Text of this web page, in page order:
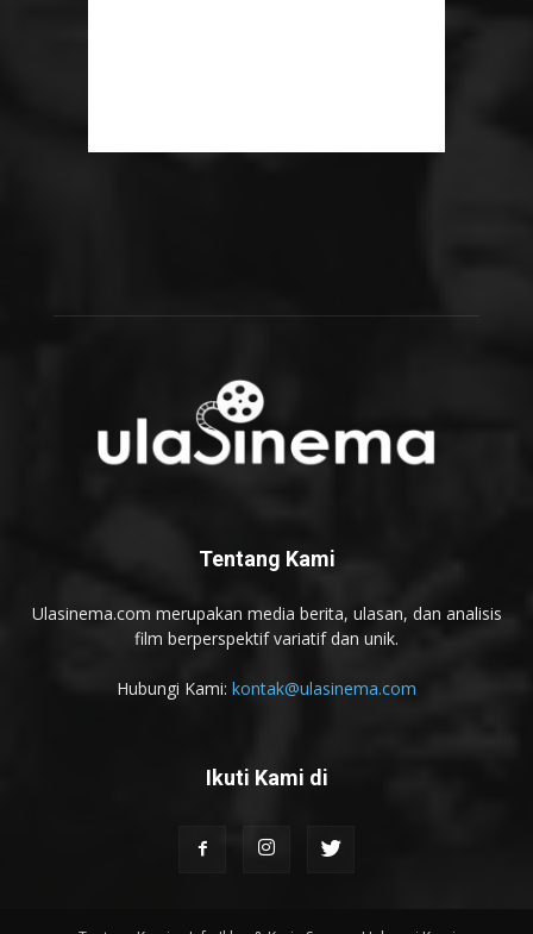
Tentang Kami
Ulasinema.com merupakan media berita, ulasan, dan analisis
film berperspektif variatif dan unik.
Hubungi Kami: kontak@ulasinema.com
Ikuti Kami di